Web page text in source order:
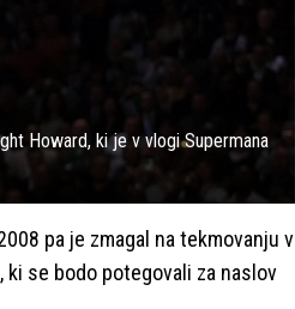
Howard, ki je v vlogi Supermana
pa je zmagal na tekmovanju v
ki se bodo potegovali za naslov